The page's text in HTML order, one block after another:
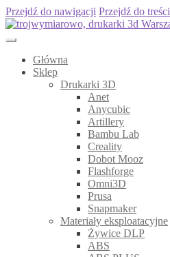
Przejdź do nawigacji Przejdź do treści
Główna
Sklep
Drukarki 3D
Anet
Anycubic
Artillery
Bambu Lab
Creality
Dobot Mooz
Flashforge
Omni3D
Prusa
Snapmaker
Materiały eksploatacyjne
Żywice DLP
ABS